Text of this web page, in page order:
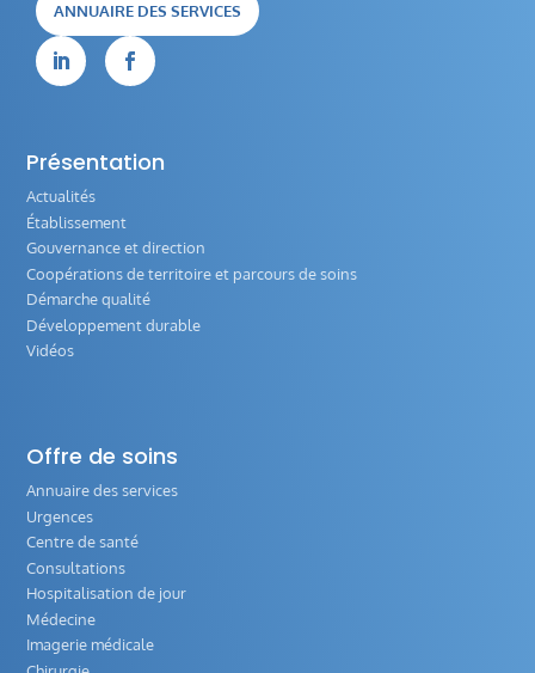
ANNUAIRE DES SERVICES
 
Présentation
Actualités
Établissement
Gouvernance et direction
Coopérations de territoire et parcours de soins
Démarche qualité
Développement durable
Vidéos
Offre de soins
Annuaire des services
Urgences
Centre de santé
Consultations
Hospitalisation de jour
Médecine
Imagerie médicale